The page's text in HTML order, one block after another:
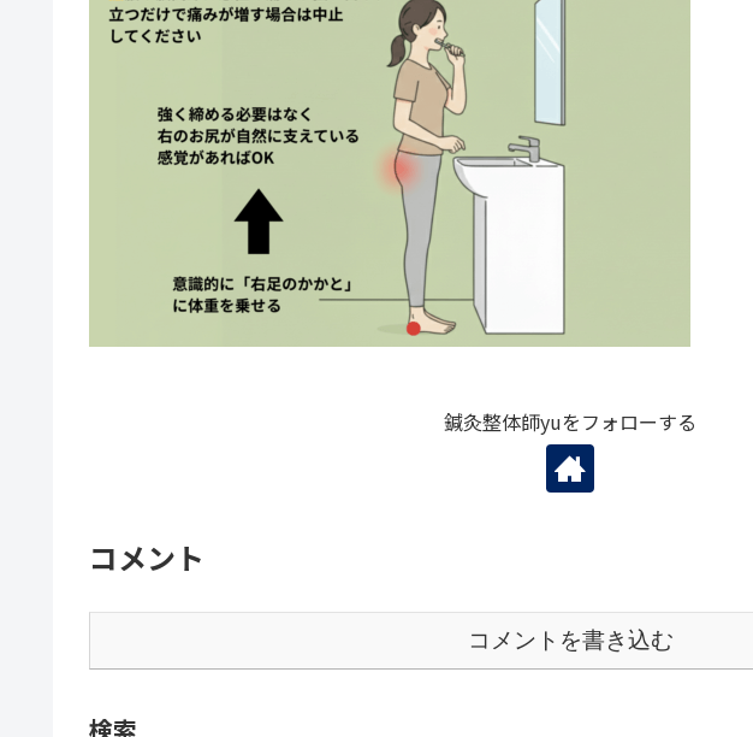
鍼灸整体師yuをフォローする
コメント
コメントを書き込む
検索